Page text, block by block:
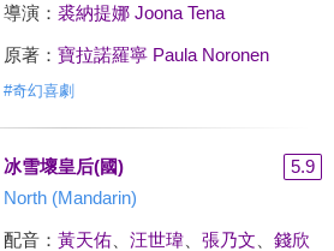
導演： 裘納提娜 Joona Tena
原著： 寶拉諾羅寧 Paula Noronen
#奇幻喜劇
冰雪壞皇后(國)
5.9
North (Mandarin)
配音： 黃天佑、 汪世瑋、 張乃文
錢欣